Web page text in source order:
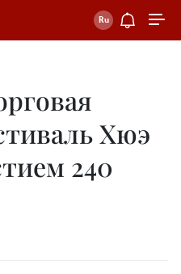
Хюэ
240